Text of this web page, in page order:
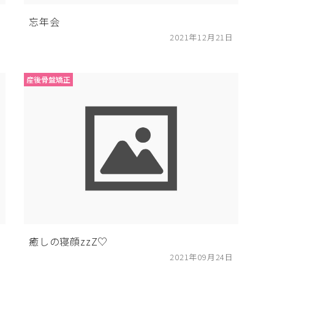
忘年会
2021年12月21日
産後骨盤矯正
癒しの寝顔zzZ♡
2021年09月24日